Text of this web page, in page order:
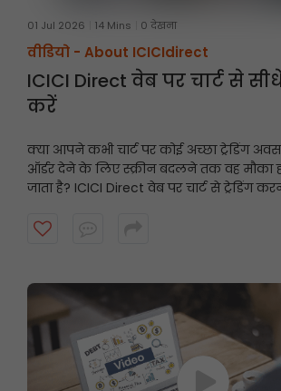
01 Jul 2026 14 Mins 0 देखना
वीडियो - About ICICIdirect
ICICI Direct वेब पर चार्ट से
करें
क्या आपने कभी चार्ट पर कोई अच्छा ट्रेडिंग
ऑर्डर देने के लिए स्क्रीन बदलने तक वह
जाता है? ICICI Direct वेब पर चार्ट से ट्रेडिंग